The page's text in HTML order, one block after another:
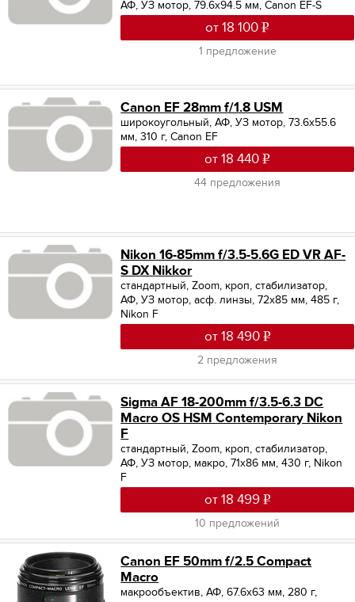
АФ, УЗ мотор, 79.6x94.5 мм, Canon EF-S
от 18 100
1 предложение
Canon EF 28mm f/1.8 USM
широкоугольный, АФ, УЗ мотор, 73.6x55.6
мм, 310 г, Canon EF
от 18 440
44 предложения
Nikon 16-85mm f/3.5-5.6G ED VR AF-
S DX Nikkor
стандартный, Zoom, кроп, стабилизатор,
АФ, УЗ мотор, асф. линзы, 72x85 мм, 485 г,
Nikon F
от 18 490
2 предложения
Sigma AF 18-200mm f/3.5-6.3 DC
Macro OS HSM Contemporary Nikon
F
стандартный, Zoom, кроп, стабилизатор,
АФ, УЗ мотор, макро, 71x86 мм, 430 г, Nikon
F
от 18 499
10 предложений
Canon EF 50mm f/2.5 Compact
Macro
макрообъектив, АФ, 67.6x63 мм, 280 г,